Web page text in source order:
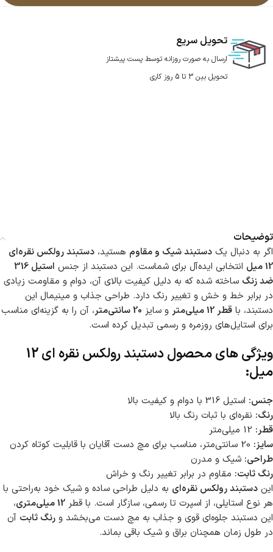
تحویل سریع
ارسال به صورت روزانه توسط پست پیشتاز
تحویل بین 3 تا 5 روز کاری
توضیحات
اگر به دنبال یک دستبند شیک و مقاوم هستید، دستبند رولکس نقره‌ای
12 میل
انتخابی ایده‌آل برای شماست. این دستبند از جنس
استیل 316
ضد زنگ ساخته شده که به دلیل کیفیت بالای آن، دوام و مقاومت زیادی
در برابر خط و خش و تغییر رنگ دارد. طراحی جذاب و مینیمال این
دستبند، با قطر 12 میلی‌متر و سایز 20 سانتی‌متر
، آن را به گزینه‌ای مناسب
برای استایل‌های روزمره و رسمی تبدیل کرده است.
ویژگی های محصول دستبند رولکس نقره ای 12
میل:
جنس: استیل 316 با دوام و کیفیت بالا
رنگ: نقره‌ای با ثبات رنگ بالا
قطر:
سایز:
طراحی: شیک و مدرن
رنگ ثابت: مقاوم در برابر تغییر رنگ و خراش
این دستبند رولکس نقره‌ای به دلیل طراحی ساده و شیک خود به‌راحتی با
هر نوع استایلی، از اسپرت تا رسمی، سازگار است. با قطر 12 میلی‌متری
،
این دستبند جلوه‌ای قوی و جذاب به مچ دست می‌بخشد و رنگ ثابت آن
در طول زمان همچنان براق و شیک باقی بماند.